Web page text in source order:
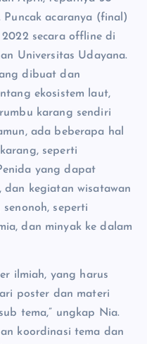
acaranya (final)
secara offline di
Universitas Udayana.
dibuat dan
ekosistem laut,
karang sendiri
ada beberapa hal
seperti
yang dapat
dan kegiatan wisatawan
seperti
dan minyak ke dalam
ilmiah, yang harus
poster dan materi
tema,” ungkap Nia.
koordinasi tema dan